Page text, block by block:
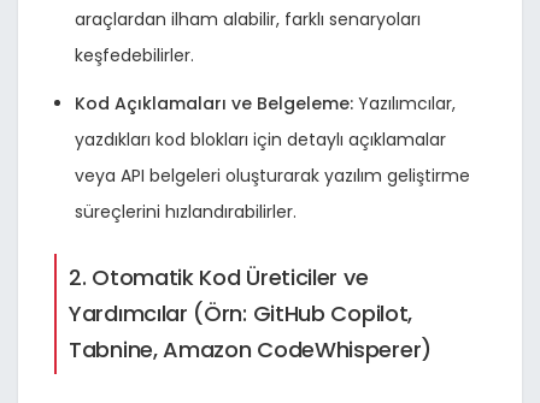
araçlardan ilham alabilir, farklı senaryoları
keşfedebilirler.
Kod Açıklamaları ve Belgeleme: Yazılımcılar,
yazdıkları kod blokları için detaylı açıklamalar
veya API belgeleri oluşturarak yazılım geliştirme
süreçlerini hızlandırabilirler.
2. Otomatik Kod Üreticiler ve
Yardımcılar (Örn: GitHub Copilot,
Tabnine, Amazon CodeWhisperer)